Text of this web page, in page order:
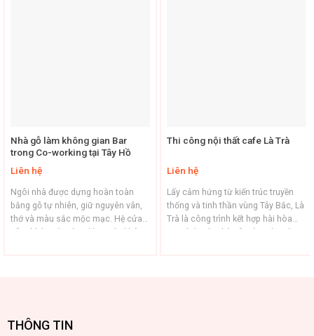
Nhà gỗ làm không gian Bar
trong Co-working tại Tây Hồ
Liên hệ
Ngôi nhà được dựng hoàn toàn
bằng gỗ tự nhiên, giữ nguyên vân,
thớ và màu sắc mộc mạc. Hệ cửa
Thi công nội thất cafe Là Trà
Liên hệ
Lấy cảm hứng từ kiến trúc truyền
thống và tinh thần vùng Tây Bắc, Là
Trà là công trình kết hợp hài hòa
THÔNG TIN